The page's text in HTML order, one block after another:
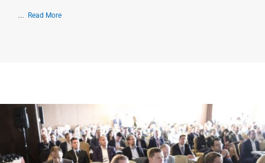
…. Read More